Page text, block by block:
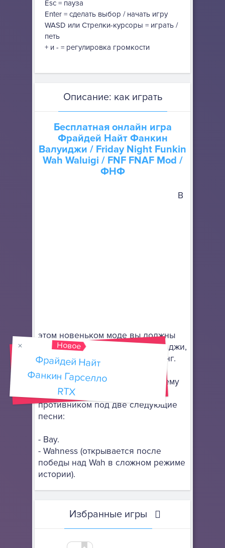
Esc = пауза
Enter = сделать выбор / начать игру
WASD или Стрелки-курсоры = играть /
петь
+ и - = регулировка громкости
Описание: как играть
Бесплатная онлайн игра
Фрайдей Найт Фанкин
Валуиджи / Friday Night Funkin
Wah Waluigi / FNF FNAF Mod /
ФНФ
В
этом новеньком моде вы должны
сразиться против антипода Луиджи,
которого зовут Валуиджи (по-анг.
Waluigi). Бойфренд принял
музыкальный вызов, и теперь ему
нужно одержать победу над
противником под две следующие
песни:
- Вау.
- Wahness (открывается после
победы над Wah в сложном режиме
истории).
Избранные игры
Новое
Фрайдей Найт
Фанкин Гарселло
RTX